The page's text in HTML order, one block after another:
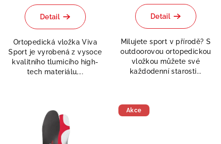
hodnocení
produktu
z
5
hvězdiček.
Detail
Ortopedická vložka Viva
Sport je vyrobená z vysoce
kvalitního tlumicího high-
tech materiálu,...
Detail
Milujete sport v přírodě? S
outdoorovou ortopedickou
vložkou můžete své
každodenní starosti...
Akce